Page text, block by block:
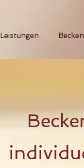
Leistungen